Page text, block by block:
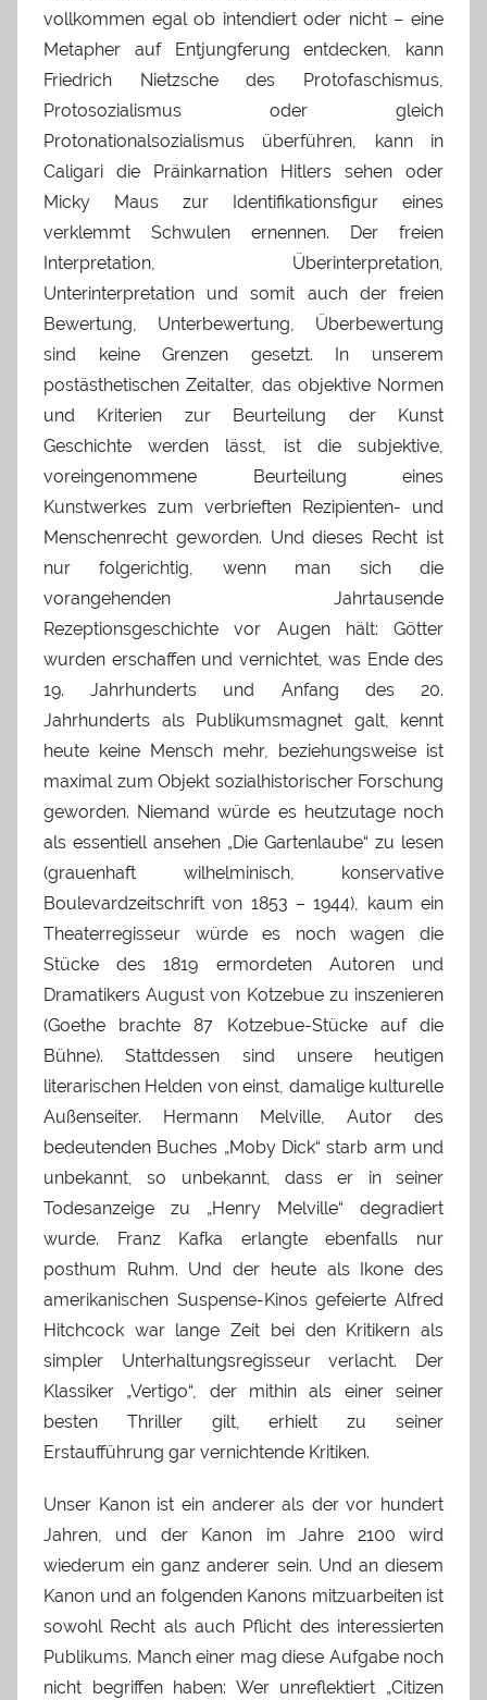
vollkommen egal ob intendiert oder nicht – eine
Metapher auf Entjungferung entdecken, kann
Friedrich Nietzsche des Protofaschismus,
Protosozialismus oder gleich
Protonationalsozialismus überführen, kann in
Caligari die Präinkarnation Hitlers sehen oder
Micky Maus zur Identifikationsfigur eines
verklemmt Schwulen ernennen. Der freien
Interpretation, Überinterpretation,
Unterinterpretation und somit auch der freien
Bewertung, Unterbewertung, Überbewertung
sind keine Grenzen gesetzt. In unserem
postästhetischen Zeitalter, das objektive Normen
und Kriterien zur Beurteilung der Kunst
Geschichte werden lässt, ist die subjektive,
voreingenommene Beurteilung eines
Kunstwerkes zum verbrieften Rezipienten- und
Menschenrecht geworden. Und dieses Recht ist
nur folgerichtig, wenn man sich die
vorangehenden Jahrtausende
Rezeptionsgeschichte vor Augen hält: Götter
wurden erschaffen und vernichtet, was Ende des
19. Jahrhunderts und Anfang des 20.
Jahrhunderts als Publikumsmagnet galt, kennt
heute keine Mensch mehr, beziehungsweise ist
maximal zum Objekt sozialhistorischer Forschung
geworden. Niemand würde es heutzutage noch
als essentiell ansehen „Die Gartenlaube“ zu lesen
(grauenhaft wilhelminisch, konservative
Boulevardzeitschrift von 1853 – 1944), kaum ein
Theaterregisseur würde es noch wagen die
Stücke des 1819 ermordeten Autoren und
Dramatikers August von Kotzebue zu inszenieren
(Goethe brachte 87 Kotzebue-Stücke auf die
Bühne). Stattdessen sind unsere heutigen
literarischen Helden von einst, damalige kulturelle
Außenseiter. Hermann Melville, Autor des
bedeutenden Buches „Moby Dick“ starb arm und
unbekannt, so unbekannt, dass er in seiner
Todesanzeige zu „Henry Melville“ degradiert
wurde. Franz Kafka erlangte ebenfalls nur
posthum Ruhm. Und der heute als Ikone des
amerikanischen Suspense-Kinos gefeierte Alfred
Hitchcock war lange Zeit bei den Kritikern als
simpler Unterhaltungsregisseur verlacht. Der
Klassiker „Vertigo“, der mithin als einer seiner
besten Thriller gilt, erhielt zu seiner
Erstaufführung gar vernichtende Kritiken.
Unser Kanon ist ein anderer als der vor hundert
Jahren, und der Kanon im Jahre 2100 wird
wiederum ein ganz anderer sein. Und an diesem
Kanon und an folgenden Kanons mitzuarbeiten ist
sowohl Recht als auch Pflicht des interessierten
Publikums. Manch einer mag diese Aufgabe noch
nicht begriffen haben: Wer unreflektiert „Citizen